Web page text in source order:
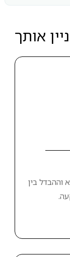
אותך
וההבדל בין